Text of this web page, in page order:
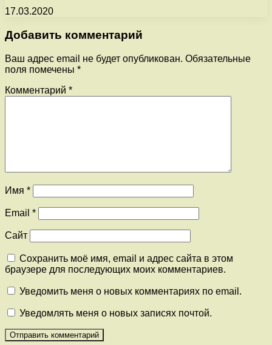
17.03.2020
Добавить комментарий
Ваш адрес email не будет опубликован. Обязательные
поля помечены *
Комментарий *
Имя *
Email *
Сайт
Сохранить моё имя, email и адрес сайта в этом
браузере для последующих моих комментариев.
Уведомить меня о новых комментариях по email.
Уведомлять меня о новых записях почтой.